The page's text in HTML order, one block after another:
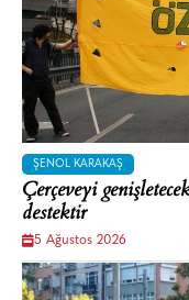
ŞENOL KARAKAŞ
Çerçeveyi
destektir
5 Ağustos 2026